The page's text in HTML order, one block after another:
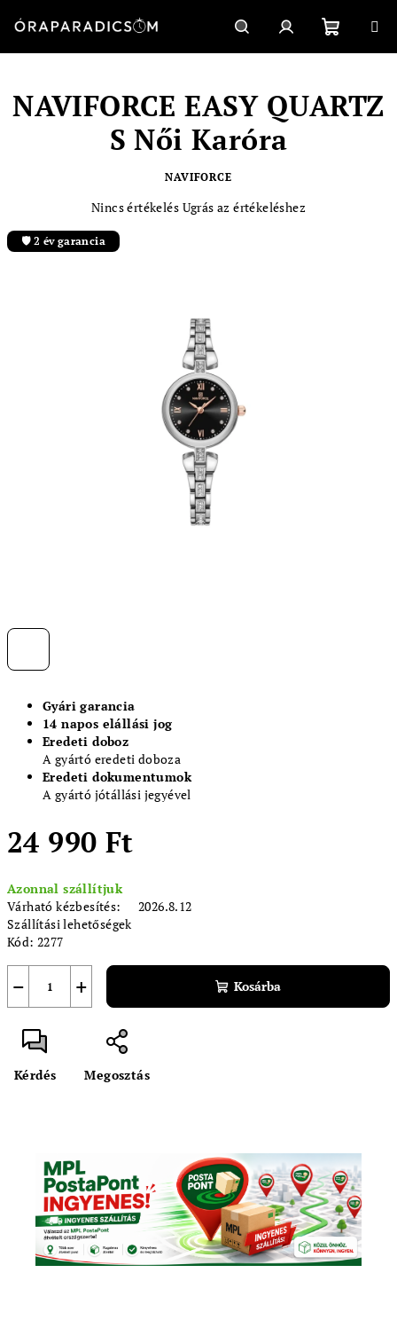
KeresésBejelentkezés
Kosár
Gyári garancia
14 napos elállási jog
Eredeti doboz
A gyártó eredeti doboza
Eredeti dokumentumok
A gyártó jótállási jegyével
24 990 Ft
Azonnal szállítjuk
Várható kézbesítés:
2026.8.12
Szállítási lehetőségek
Kód: 2277
+
− Kosárba
Kérdés Megosztás
NAVIFORCE EASY QUARTZ
S Női Karóra
NAVIFORCE
A
átlagos
Nincs értékelés Ugrás az értékeléshez
🛡️ 2 év garancia